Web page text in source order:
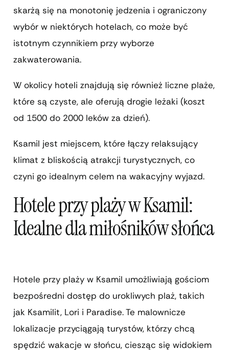
skarżą się na monotonię jedzenia i ograniczony
wybór w niektórych hotelach, co może być
istotnym czynnikiem przy wyborze
zakwaterowania.
W okolicy hoteli znajdują się również liczne plaże,
które są czyste, ale oferują drogie leżaki (koszt
od 1500 do 2000 leków za dzień).
Ksamil jest miejscem, które łączy relaksujący
klimat z bliskością atrakcji turystycznych, co
czyni go idealnym celem na wakacyjny wyjazd.
Hotele przy plaży w Ksamil:
Idealne dla miłośników słońca
Hotele przy plaży w Ksamil umożliwiają gościom
bezpośredni dostęp do urokliwych plaż, takich
jak Ksamilit, Lori i Paradise. Te malownicze
lokalizacje przyciągają turystów, którzy chcą
spędzić wakacje w słońcu, ciesząc się widokiem